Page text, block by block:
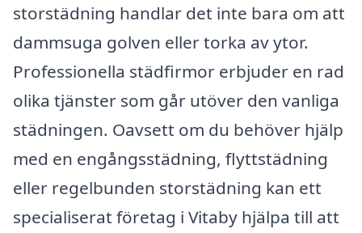
storstädning handlar det inte bara om att
dammsuga golven eller torka av ytor.
Professionella städfirmor erbjuder en rad
olika tjänster som går utöver den vanliga
städningen. Oavsett om du behöver hjälp
med en engångsstädning, flyttstädning
eller regelbunden storstädning kan ett
specialiserat företag i Vitaby hjälpa till att